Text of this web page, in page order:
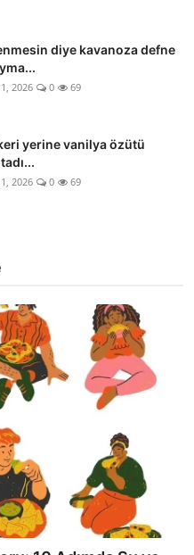
diye kavanoza defne
2026 0 69
yerine vanilya özütü
2026 0 69